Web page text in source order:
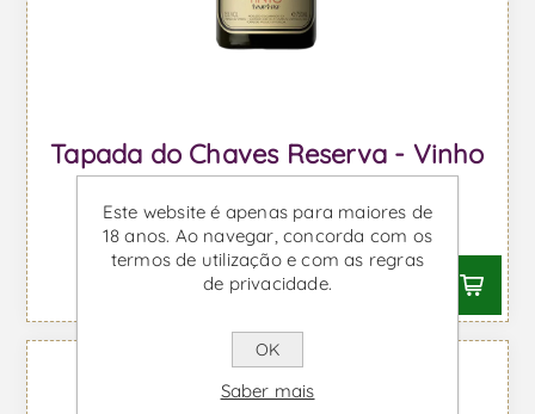
Tapada do Chaves Reserva - Vinho
Desde €26,69 IVA incl.
Este website é apenas para maiores de
18 anos. Ao navegar, concorda com os
termos de utilização e com as regras
de privacidade.
OK
Saber mais